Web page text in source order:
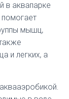
в аквапарке
помогает
мышц,
и легких, а